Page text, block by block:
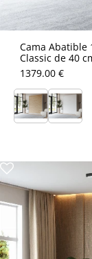
Cama Abatible
Classic de 40
1379.00 €